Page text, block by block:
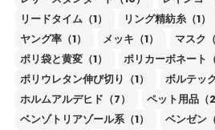
リードタイム（1）
リング精紡糸（1）
ヤング率（1）
メッキ（1）
マスク（
ポリ袋と黄変（1）
ポリカーボネート（
ポリウレタン伸び切り（1）
ボルテッ
ホルムアルデヒド（7）
ペット用品（2
ベンゾトリアゾール系（1）
ベンゼン